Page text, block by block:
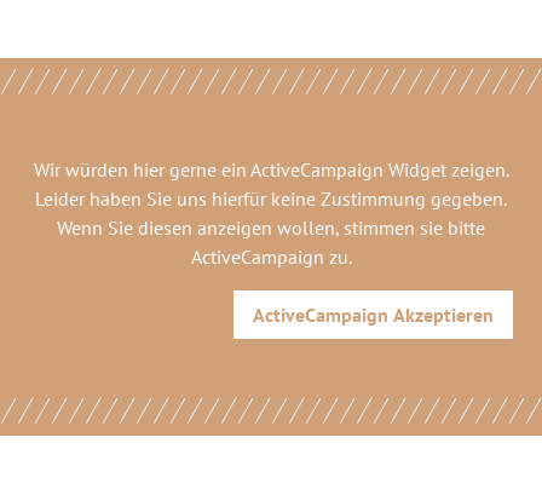
Wir würden hier gerne ein ActiveCampaign Widgetzeigen.
Leider haben Sie uns hierfür keine Zustimmung gegeben.
Wenn Sie diesen anzeigen wollen, stimmen sie bitte
ActiveCampaign zu.
ActiveCampaign Akzeptieren